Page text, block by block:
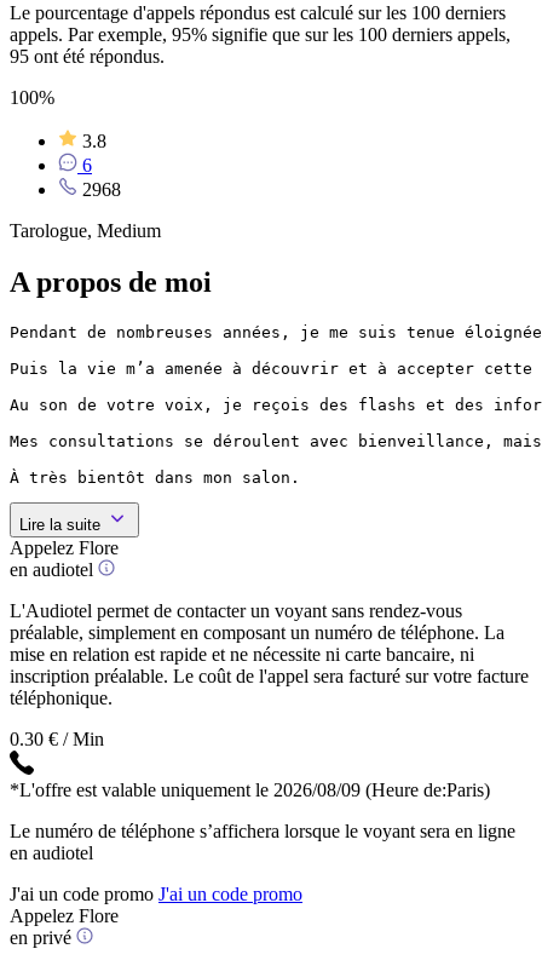
Le pourcentage d'appels répondus est calculé sur les 100 derniers
appels. Par exemple, 95% signifie que sur les 100 derniers appels,
95 ont été répondus.
100%
3.8
6
2968
Tarologue, Medium
A propos de moi
Pendant de nombreuses années, je me suis tenue
Puis la vie m’a amenée à découvrir et à accepter
Au son de votre voix, je reçois des flashs et des
Mes consultations se déroulent avec bienveillance,
À très bientôt dans mon salon.
Lire la suite
Appelez Flore
en audiotel
L'Audiotel permet de contacter un voyant sans rendez-vous
préalable, simplement en composant un numéro de téléphone. La
mise en relation est rapide et ne nécessite ni carte bancaire, ni
inscription préalable. Le coût de l'appel sera facturé sur votre facture
téléphonique.
0.30 € / Min
*L'offre est valable uniquement le 2026/08/09 (Heure de:Paris)
Le numéro de téléphone s’affichera lorsque le voyant sera en ligne
en audiotel
J'ai un code promo J'ai un code promo
Appelez Flore
en privé